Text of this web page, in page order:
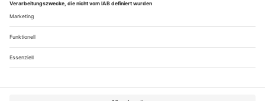
Über uns Kontakt Kritikerumfrage Newsletter